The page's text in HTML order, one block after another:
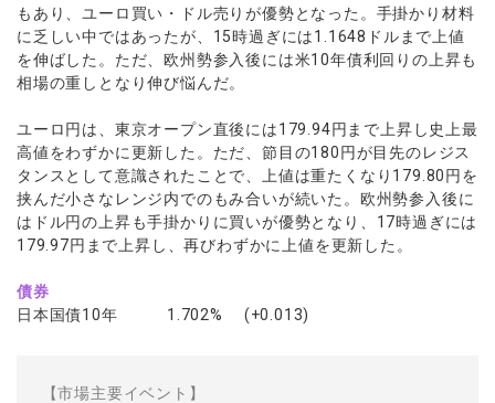
もあり、ユーロ買い・ドル売りが優勢となった。手掛かり材料
に乏しい中ではあったが、15時過ぎには1.1648ドルまで上値
を伸ばした。ただ、欧州勢参入後には米10年債利回りの上昇も
相場の重しとなり伸び悩んだ。
ユーロ円は、東京オープン直後には179.94円まで上昇し史上最
高値をわずかに更新した。ただ、節目の180円が目先のレジス
タンスとして意識されたことで、上値は重たくなり179.80円を
挟んだ小さなレンジ内でのもみ合いが続いた。欧州勢参入後に
はドル円の上昇も手掛かりに買いが優勢となり、17時過ぎには
179.97円まで上昇し、再びわずかに上値を更新した。
債券
日本国債10年 1.702% (+0.013)
【市場主要イベント】